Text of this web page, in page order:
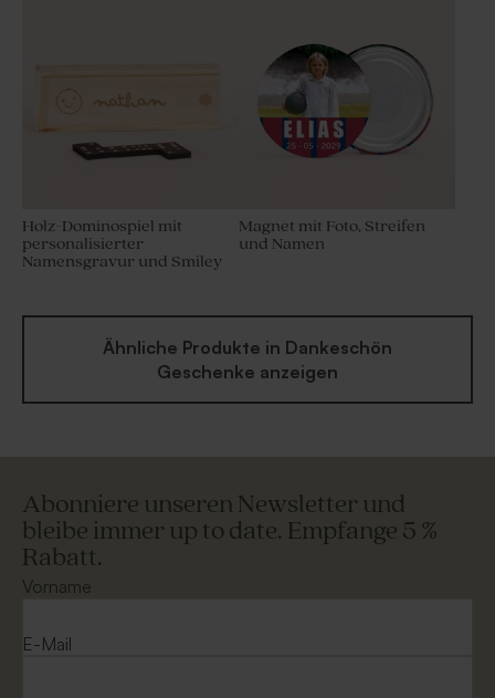
Holz-Dominospiel mit
personalisierter
Namensgravur und Smiley
Magnet mit Foto, Streifen
und Namen
Ähnliche Produkte in Dankeschön
Geschenke anzeigen
Abonniere unseren Newsletter und
bleibe immer up to date. Empfange 5 %
Rabatt.
Vorname
E-Mail